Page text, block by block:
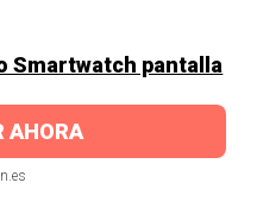
Smartwatch pantalla
AHORA